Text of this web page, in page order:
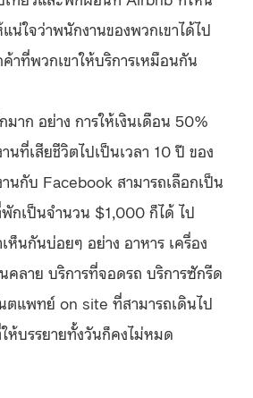
น่ใจว่าพนักงานของพวกเขาได้ไป
าที่พวกเขาให้บริการเหมือนกัน
มาก อย่าง การให้เงินเดือน 50%
ที่เสียชีวิตไปเป็นเวลา 10 ปี ของ
นกับ Facebook สามารถเลือกเป็น
กเป็นจำนวน $1,000 ก็ได้ ไป
ห็นกันบ่อยๆ อย่าง อาหาร เครื่อง
ลาย บริการที่จอดรถ บริการซักรีด
ตแพทย์ on site ที่สามารถเดินไป
บรรยายทั้งวันก็คงไม่หมด